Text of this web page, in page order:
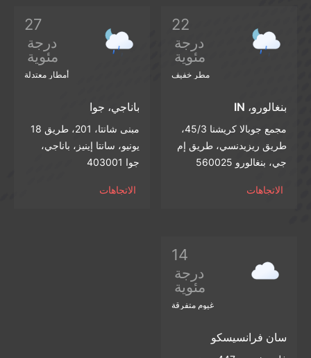
22
درجة
مئوية
مطر خفيف
بنغالورو، IN
مجمع جوبالا كريشنا 45/3،
طريق ريزيدنسي، طريق إم
جي، بنغالورو 560025
الاتجاهات
27
درجة
مئوية
أمطار معتدلة
باناجي، جوا
مبنى شانتا، 201، طريق 18
يونيو، سانتا إينيز، باناجي،
جوا 403001
الاتجاهات
14
درجة
مئوية
غيوم متفرقة
سان فرانسيسكو